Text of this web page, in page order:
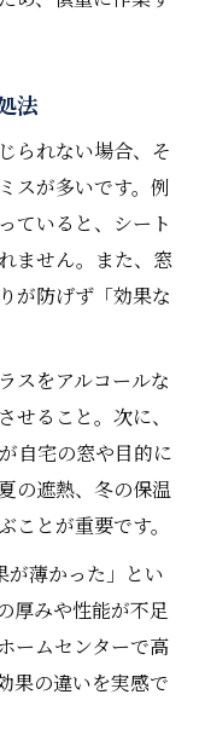
法
られない場合、そ
スが多いです。例
ていると、シート
ません。また、窓
が防げず「効果な
スをアルコールな
せること。次に、
自宅の窓や目的に
の遮熱、冬の保温
とが重要です。
が薄かった」とい
厚みや性能が不足
ームセンターで高
果の違いを実感で